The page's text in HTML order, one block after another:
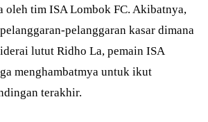
oleh tim ISA Lombok FC. Akibatnya,
pelanggaran kasar dimana
lutut Ridho La, pemain ISA
menghambatmya untuk ikut
terakhir.